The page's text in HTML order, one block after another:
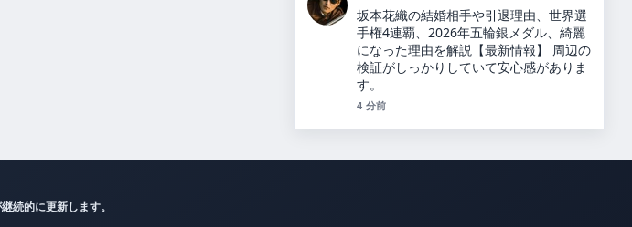
カズレーザーと二階堂ふみが結婚！9年
の交際を経て別居婚を選択、馴れ初めや
最新情報を詳しく解説します！ の整理が
とても分かりやすいです。今日の中でも
特に読みやすいです。
6 分前
続的に更新します。